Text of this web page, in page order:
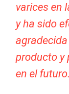
varices en
y ha sido
producto y
en el futuro.